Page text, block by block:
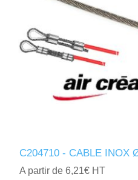
C204710 - CABLE INOX
A partir de 6,21€ HT